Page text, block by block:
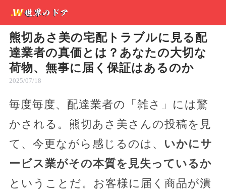
熊切あさ美の宅配トラブルに見る配
達業者の真価とは？あなたの大切な
荷物、無事に届く保証はあるのか
2025/07/18
毎度毎度、配達業者の「雑さ」には驚
かされる。熊切あさ美さんの投稿を見
て、今更ながら感じるのは、 いかにサ
ービス業がその本質を見失っているか
ということだ。お客様に届く商品が潰